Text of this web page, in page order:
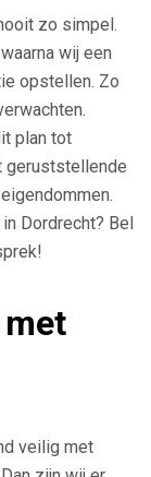
zo simpel.
wij een
opstellen. Zo
plan tot
geruststellende
Dordrecht? Bel
veilig met